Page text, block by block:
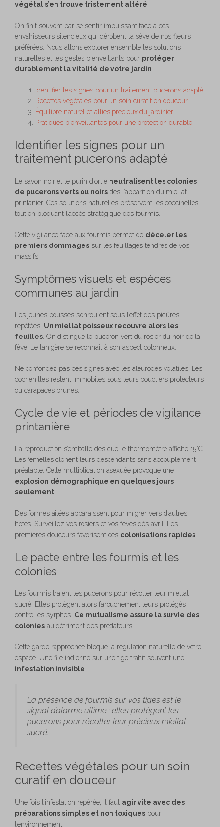
végétal s’en trouve tristement altéré.
On finit souvent par se sentir impuissant face à ces
envahisseurs silencieux qui dérobent la sève de nos fleurs
préférées. Nous allons explorer ensemble les solutions
naturelles et les gestes bienveillants pour protéger
durablement la vitalité de votre jardin.
Identifier les signes pour un traitement pucerons adapté
Recettes végétales pour un soin curatif en douceur
Équilibre naturel et alliés précieux du jardinier
Pratiques bienveillantes pour une protection durable
Identifier les signes pour un
traitement pucerons adapté
Le savon noir et le purin d’ortie neutralisent les colonies
de pucerons verts ou noirs dès l’apparition du miellat
printanier. Ces solutions naturelles préservent les coccinelles
tout en bloquant l’accès stratégique des fourmis.
Cette vigilance face aux fourmis permet de déceler les
premiers dommages sur les feuillages tendres de vos
massifs.
Symptômes visuels et espèces
communes au jardin
Les jeunes pousses s’enroulent sous l’effet des piqûres
répétées. Un miellat poisseux recouvre alors les
feuilles. On distingue le puceron vert du rosier du noir de la
fève. Le lanigère se reconnaît à son aspect cotonneux.
Ne confondez pas ces signes avec les aleurodes volatiles. Les
cochenilles restent immobiles sous leurs boucliers protecteurs
ou carapaces brunes.
Cycle de vie et périodes de vigilance
printanière
La reproduction s’emballe dès que le thermomètre affiche 15°C.
Les femelles clonent leurs descendants sans accouplement
préalable. Cette multiplication asexuée provoque une
explosion démographique en quelques jours
seulement.
Des formes ailées apparaissent pour migrer vers d’autres
hôtes. Surveillez vos rosiers et vos fèves dès avril. Les
premières douceurs favorisent ces colonisations rapides.
Le pacte entre les fourmis et les
colonies
Les fourmis traient les pucerons pour récolter leur miellat
sucré. Elles protègent alors farouchement leurs protégés
contre les syrphes. Ce mutualisme assure la survie des
colonies au détriment des prédateurs.
Cette garde rapprochée bloque la régulation naturelle de votre
espace. Une file indienne sur une tige trahit souvent une
infestation invisible.
La présence de fourmis sur vos tiges est le
signal d’alarme ultime : elles protègent les
pucerons pour récolter leur précieux miellat
sucré.
Recettes végétales pour un soin
curatif en douceur
Une fois l’infestation repérée, il faut agir vite avec des
préparations simples et non toxiques pour
l’environnement.